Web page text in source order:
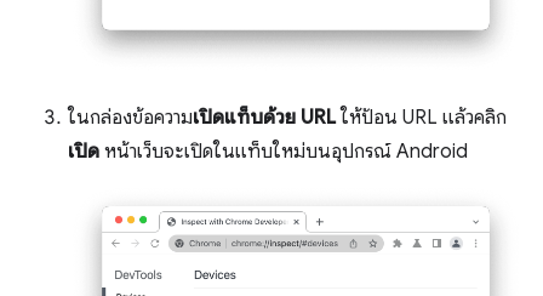
ในกล่องข้อความเปิดแท็บด้วย URLให้ป้อน URL แล้วคลิก
เปิด หน้าเว็บจะเปิดในแท็บใหม่บนอุปกรณ์ Android